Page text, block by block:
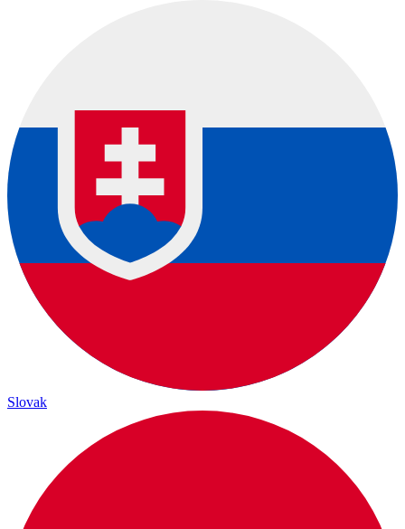
Slovak